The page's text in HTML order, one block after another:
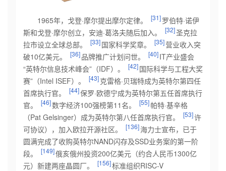
1965年，戈登·摩尔提出摩尔定律。 [31]罗伯特·诺伊
斯和戈登·摩尔创立，安迪·葛洛夫随后加入。 [32]圣克拉
拉市设立全球总部。
[33]国家科学奖章。 [35]营业收入突
破10亿美元。
[36]品牌推广计划问世。 [40]IT产业盛会
“英特尔信息技术峰会”（IDF）。
[42]国际科学与工程大奖
赛”（Intel ISEF）。
[43]克雷格·贝瑞特成为英特尔第四任
首席执行官。
[44]保罗·欧德宁成为英特尔第五任首席执行
官。
[46]数字经济100强榜第11名。 [55]帕特·基辛格
（Pat Gelsinger）成为英特尔第八任首席执行官。
[53]许
可协议），加入欧拉开源社区。
[136]海力士宣布，已于
圆满完成了收购英特尔NAND闪存及SSD业务案的第一阶
段。
[149]俄亥俄州投资200亿美元（约合人民币1300亿
元）新建两座晶圆厂。
[156]标准组织RISC-V